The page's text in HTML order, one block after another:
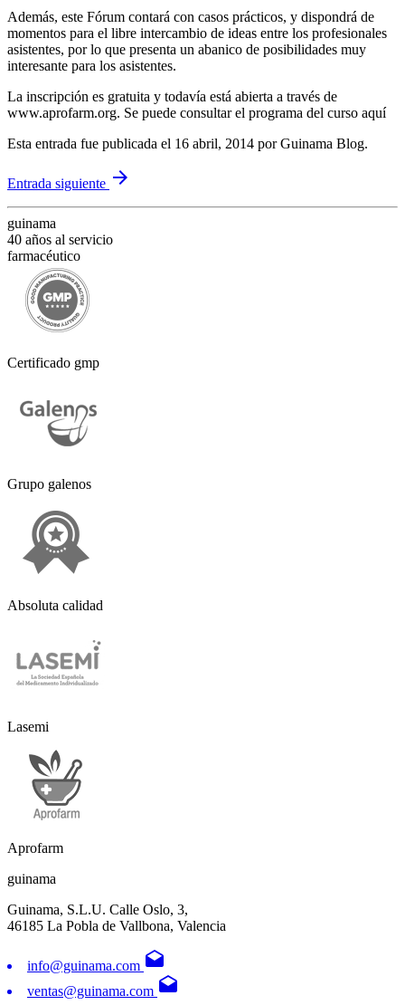
Además, este Fórum contará con casos prácticos, y dispondrá de
momentos para el libre intercambio de ideas entre los profesionales
asistentes, por lo que presenta un abanico de posibilidades muy
interesante para los asistentes.
La inscripción es gratuita y todavía está abierta a través de
www.aprofarm.org. Se puede consultar el programa del curso aquí
Esta entrada fue publicada el 16 abril, 2014 por Guinama Blog.
Entrada siguiente arrow_forward
guinama
40 años al servicio
farmacéutico
Certificado gmp
Grupo galenos
Absoluta calidad
Lasemi
Aprofarm
guinama
Guinama, S.L.U. Calle Oslo, 3,
46185 La Pobla de Vallbona, Valencia
info@guinama.com drafts
ventas@guinama.com drafts